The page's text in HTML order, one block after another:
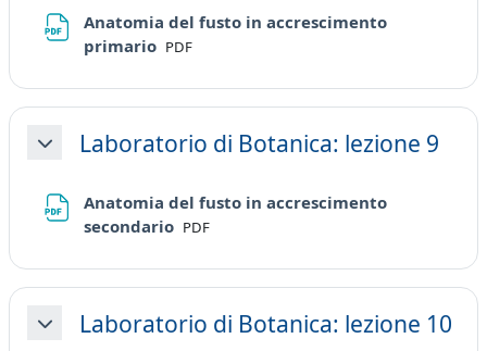
Anatomia del fusto in accrescimento
primario File
PDF
MinimizzaLaboratorio di Botanica: lezione 9
Anatomia del fusto in accrescimento
secondario File
PDF
MinimizzaLaboratorio di Botanica: lezione 10